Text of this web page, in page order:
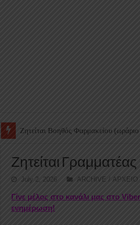
Ζητείται Βοηθός Θαλάμου
Ζητείται Γραμματέας
July 2, 2026 ARCHIVE / ΑΡΧΕΙΟ
Γίνε μέλος στο κανάλι μας στο
ενημέρωση!